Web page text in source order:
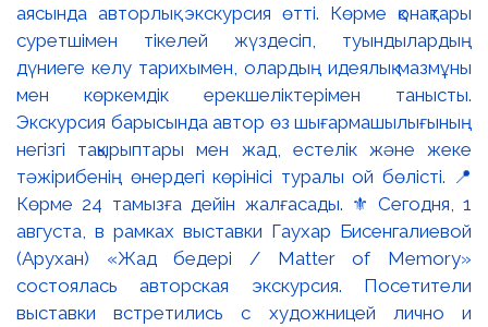
аясында авторлық экскурсия өтті. Көрме қонақтары
суретшімен тікелей жүздесіп, туындылардың
дүниеге келу тарихымен, олардың идеялық мазмұны
мен көркемдік ерекшеліктерімен танысты.
Экскурсия барысында автор өз шығармашылығының
негізгі тақырыптары мен жад, естелік және жеке
тәжірибенің өнердегі көрінісі туралы ой бөлісті. 📍
Көрме 24 тамызға дейін жалғасады. ⚜️ Сегодня, 1
августа, в рамках выставки Гаухар Бисенгалиевой
(Арухан) «Жад бедері / Matter of Memory»
состоялась авторская экскурсия. Посетители
выставки встретились с художницей лично и